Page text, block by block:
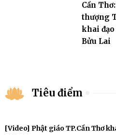
Cần
thượng
khai
Bửu Lai
Tiêu điểm
[Video] Phật giáo TP.Cần Thơ